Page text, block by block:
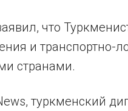
что
и транспортно-
странами.
туркменский